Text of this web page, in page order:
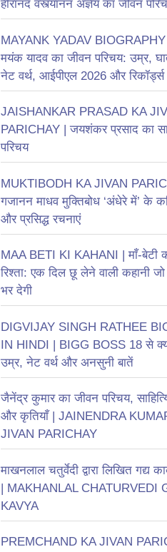
हीरानंद वस्त्यानन अज्ञेय का जीवन
MAYANK YADAV
मयंक यादव का जीवन परिचय: उम्र,
नेट वर्थ, आईपीएल 2026 और रिकॉर्ड्स
JAISHANKAR PRASAD KA
PARICHAY | जयशंकर प्रसाद का
परिचय
MUKTIBODH KA JIVAN
गजानन माधव मुक्तिबोध ‘अंधेरे में’ के
और प्रसिद्ध रचनाएं
MAA BETI KI KAHANI | माँ-बेटी
रिश्ता: एक दिल छू लेने वाली कहानी
भर देगी
DIGVIJAY SINGH RATHEE
IN HINDI | BIGG BOSS 18 से
उम्र, नेट वर्थ और अनसुनी बातें
जैनेंद्र कुमार का जीवन परिचय,
और कृतियाँ | JAINENDRA
JIVAN PARICHAY
माखनलाल चतुर्वेदी द्वारा लिखित गद्य
| MAKHANLAL CHATURVEDI
KAVYA
PREMCHAND KA JIVAN